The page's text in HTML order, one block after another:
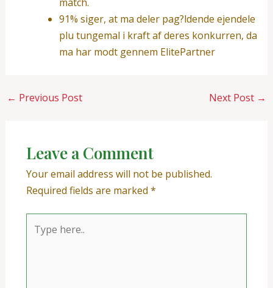
91% siger, at ma deler pag?ldende ejendele
plu tungemal i kraft af deres konkurren, da
ma har modt gennem ElitePartner
← Previous Post Next Post →
Leave a Comment
Your email address will not be published.
Required fields are marked *
here..